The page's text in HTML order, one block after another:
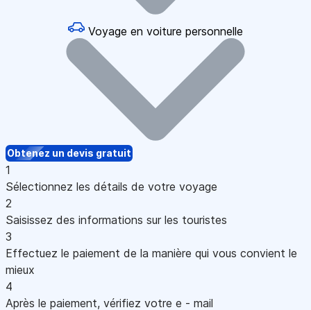
Voyage en voiture personnelle
Obtenez un devis gratuit
1
Sélectionnez les détails de votre voyage
2
Saisissez des informations sur les touristes
3
Effectuez le paiement de la manière qui vous convient le
mieux
4
Après le paiement, vérifiez votre e - mail